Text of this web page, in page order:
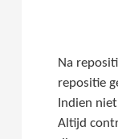
Na
repositie
Indien
Altijd